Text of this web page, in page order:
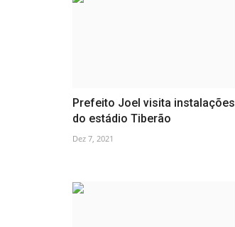
Prefeito Joel visita instalações
do estádio Tiberão
Dez 7, 2021